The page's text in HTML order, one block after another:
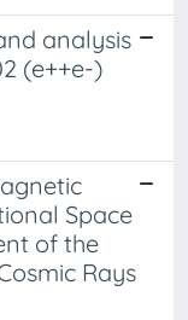
analysis
(e++e-)
Space
of the
Rays